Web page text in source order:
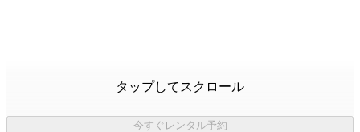
タップしてスクロール
今すぐレンタル予約